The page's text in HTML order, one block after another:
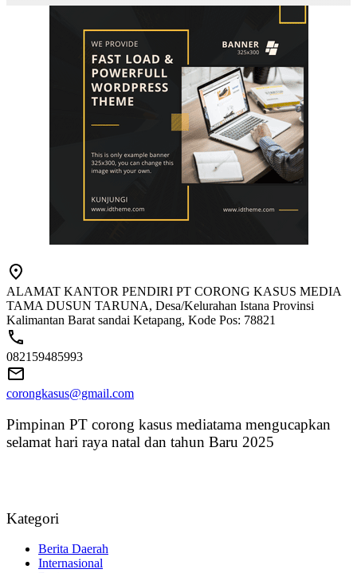
ALAMAT KANTOR PENDIRI PT CORONG KASUS MEDIA
TAMA DUSUN TARUNA, Desa/Kelurahan Istana Provinsi
Kalimantan Barat sandai Ketapang, Kode Pos: 78821
082159485993
corongkasus@gmail.com
Pimpinan PT corong kasus mediatama mengucapkan
selamat hari raya natal dan tahun Baru 2025
Kategori
Berita Daerah
Internasional